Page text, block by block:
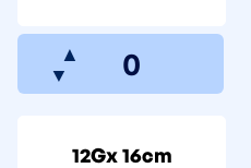
▲
▼
12Gx 16cm